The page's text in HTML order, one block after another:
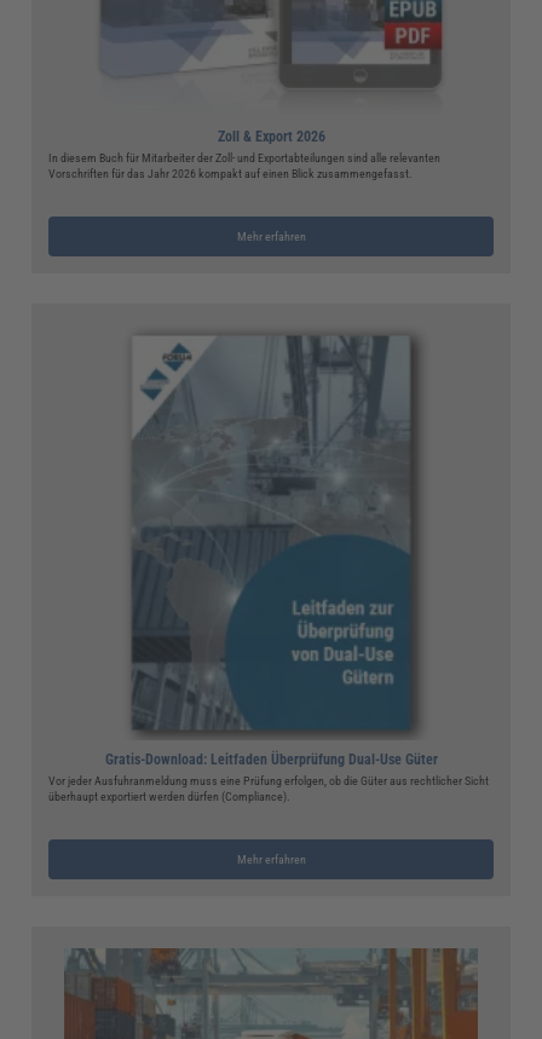
Zoll & Export 2026
In diesem Buch für Mitarbeiter der Zoll- und Exportabteilungen sind alle relevanten
Vorschriften für das Jahr 2026 kompakt auf einen Blick zusammengefasst.
Mehr erfahren
Gratis-Download: Leitfaden Überprüfung Dual-Use Güter
Vor jeder Ausfuhranmeldung muss eine Prüfung erfolgen, ob die Güter aus rechtlicher Sicht
überhaupt exportiert werden dürfen (Compliance).
Mehr erfahren